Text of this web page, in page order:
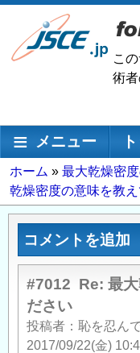
メ
ン
移
動
こ
術
メインナビゲーショ
メニュー
パ
ン
く
ホーム 最大乾燥密
乾燥密度の意味を教
コメントを追加
#7012 Re: 最
ださい
投稿者 恥を忍ん
2017/09/22(金)